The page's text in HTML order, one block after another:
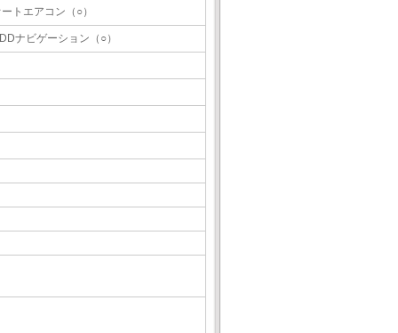
ートエアコン（○）
ナビゲーション（○）